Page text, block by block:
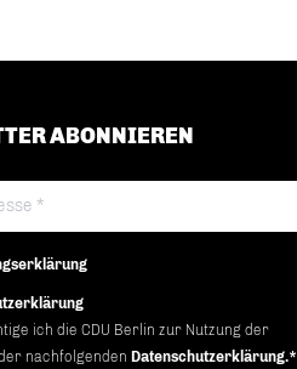
ABONNIEREN
ich die CDU Berlin zur Nutzung der
nachfolgenden Datenschutzerklärung.*